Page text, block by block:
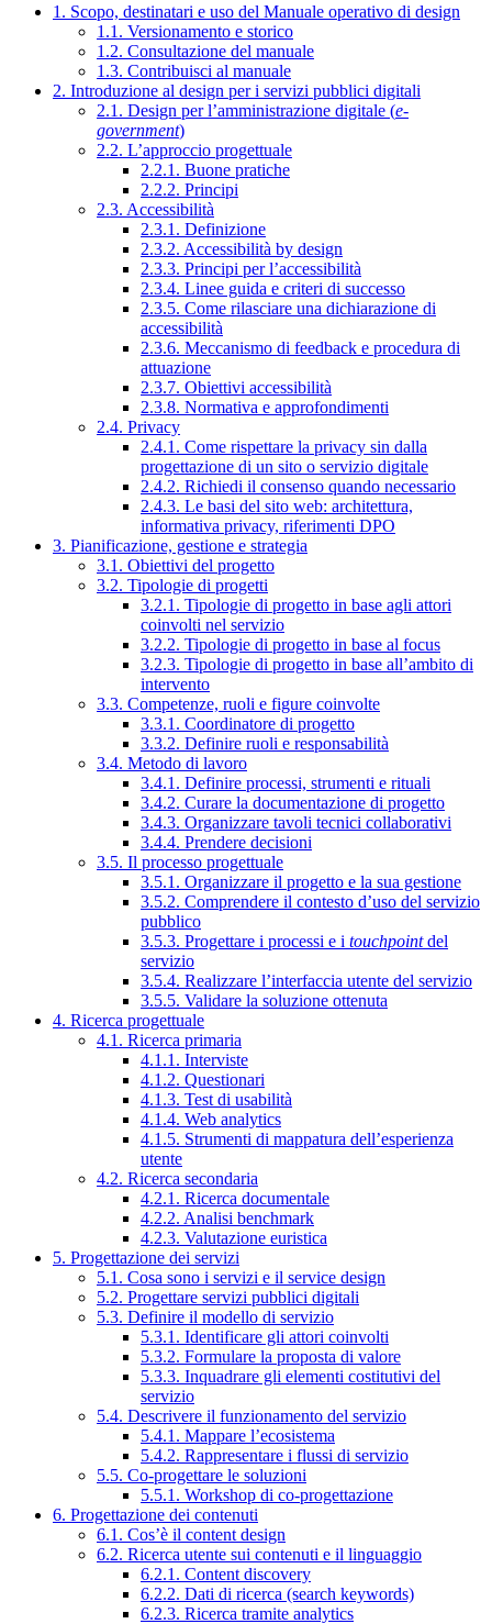
1. Scopo, destinatari e uso del Manuale operativo di design
1.1. Versionamento e storico
1.2. Consultazione del manuale
1.3. Contribuisci al manuale
2. Introduzione al design per i servizi pubblici digitali
2.1. Design per l’amministrazione digitale (e-
government)
2.2. L’approccio progettuale
2.2.1. Buone pratiche
2.2.2. Principi
2.3. Accessibilità
2.3.1. Definizione
2.3.2. Accessibilità by design
2.3.3. Principi per l’accessibilità
2.3.4. Linee guida e criteri di successo
2.3.5. Come rilasciare una dichiarazione di
accessibilità
2.3.6. Meccanismo di feedback e procedura di
attuazione
2.3.7. Obiettivi accessibilità
2.3.8. Normativa e approfondimenti
2.4. Privacy
2.4.1. Come rispettare la privacy sin dalla
progettazione di un sito o servizio digitale
2.4.2. Richiedi il consenso quando necessario
2.4.3. Le basi del sito web: architettura,
informativa privacy, riferimenti DPO
3. Pianificazione, gestione e strategia
3.1. Obiettivi del progetto
3.2. Tipologie di progetti
3.2.1. Tipologie di progetto in base agli attori
coinvolti nel servizio
3.2.2. Tipologie di progetto in base al focus
3.2.3. Tipologie di progetto in base all’ambito di
intervento
3.3. Competenze, ruoli e figure coinvolte
3.3.1. Coordinatore di progetto
3.3.2. Definire ruoli e responsabilità
3.4. Metodo di lavoro
3.4.1. Definire processi, strumenti e rituali
3.4.2. Curare la documentazione di progetto
3.4.3. Organizzare tavoli tecnici collaborativi
3.4.4. Prendere decisioni
3.5. Il processo progettuale
3.5.1. Organizzare il progetto e la sua gestione
3.5.2. Comprendere il contesto d’uso del servizio
pubblico
3.5.3. Progettare i processi e i touchpointdel
servizio
3.5.4. Realizzare l’interfaccia utente del servizio
3.5.5. Validare la soluzione ottenuta
4. Ricerca progettuale
4.1. Ricerca primaria
4.1.1. Interviste
4.1.2. Questionari
4.1.3. Test di usabilità
4.1.4. Web analytics
4.1.5. Strumenti di mappatura dell’esperienza
utente
4.2. Ricerca secondaria
4.2.1. Ricerca documentale
4.2.2. Analisi benchmark
4.2.3. Valutazione euristica
5. Progettazione dei servizi
5.1. Cosa sono i servizi e il service design
5.2. Progettare servizi pubblici digitali
5.3. Definire il modello di servizio
5.3.1. Identificare gli attori coinvolti
5.3.2. Formulare la proposta di valore
5.3.3. Inquadrare gli elementi costitutivi del
servizio
5.4. Descrivere il funzionamento del servizio
5.4.1. Mappare l’ecosistema
5.4.2. Rappresentare i flussi di servizio
5.5. Co-progettare le soluzioni
5.5.1. Workshop di co-progettazione
6. Progettazione dei contenuti
6.1. Cos’è il content design
6.2. Ricerca utente sui contenuti e il linguaggio
6.2.1. Content discovery
6.2.2. Dati di ricerca (search keywords)
6.2.3. Ricerca tramite analytics